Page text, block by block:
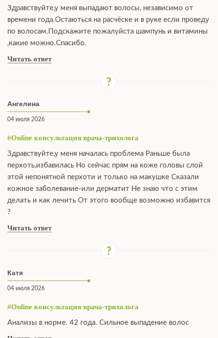
Здравствуйте,у меня выпадают волосы, независимо от
времени года.Остаються на расчёске и в руке если проведу
по волосам.Подскажите пожалуйста шампунь и витамины
,какие можно.Спасибо.
Читать ответ
Ангелина
04 июля 2026
#Online консультация врача-трихолога
Здравствуйте,у меня началась проблема Раньше была
перхоть,избавилась Но сейчас прям на коже головы слой
этой непонятной перхоти и только на макушке Сказали
кожное заболевание-или дерматит Не знаю что с этим
делать и как лечить От этого вообще возможно избавится
?
Читать ответ
Катя
04 июля 2026
#Online консультация врача-трихолога
Анализы в норме. 42 года. Сильное выпадение волос